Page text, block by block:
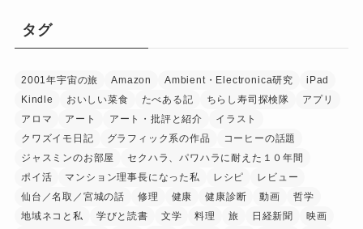
タグ
2001年宇宙の旅 Amazon Ambient・Electronica研究
iPad
Kindle
おいしい菜食 たべある記 ちらし寿司探検隊
アプリ
アロマ
アート アート・批評と紹介
イラスト
クワズイモ日記
グラフィック系の作品
コーヒーの話題
ジャスミンのお部屋
セクハラ、パワハラに耐えた１０年間
ポイ活
マンション理事長になった私 レシピ
レビュー
仙台／名取／宮城の話
修理 健康 健康診断 動画
哲学
地域ネコと私
学びと読書 文学 料理 旅 日経新聞
映画